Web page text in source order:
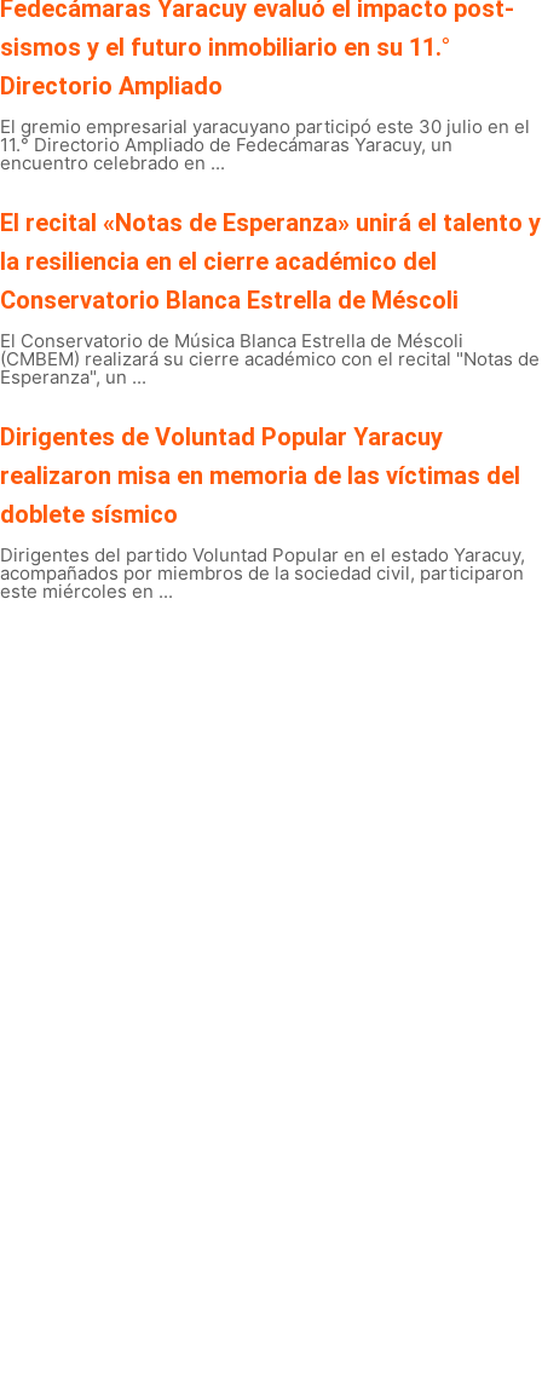
Fedecámaras Yaracuy evaluó el impacto post-
sismos y el futuro inmobiliario en su 11.°
Directorio Ampliado
El gremio empresarial yaracuyano participó este 30 julio en el
11.° Directorio Ampliado de Fedecámaras Yaracuy, un
encuentro celebrado en ...
El recital «Notas de Esperanza» unirá el talento y
la resiliencia en el cierre académico del
Conservatorio Blanca Estrella de Méscoli
El Conservatorio de Música Blanca Estrella de Méscoli
(CMBEM) realizará su cierre académico con el recital "Notas de
Esperanza", un ...
Dirigentes de Voluntad Popular Yaracuy
realizaron misa en memoria de las víctimas del
doblete sísmico
Dirigentes del partido Voluntad Popular en el estado Yaracuy,
acompañados por miembros de la sociedad civil, participaron
este miércoles en ...